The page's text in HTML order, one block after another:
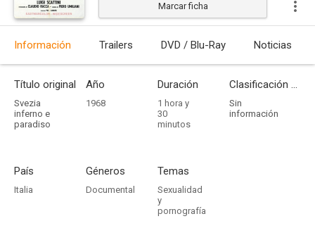
Marcar ficha
Información Trailers DVD / Blu-Ray Noticias
Título original
Svezia
inferno e
paradiso
Año
1968
Duración
1 hora y
30
minutos
Clasificación por edades
Sin
información
País
Italia
Géneros
Documental
Temas
Sexualidad
y
pornografía